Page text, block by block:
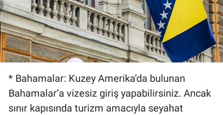
* Bahamalar: Kuzey Amerika’da bulunan
Bahamalar’a vizesiz giriş yapabilirsiniz. Ancak
sınır kapısında turizm amacıyla seyahat